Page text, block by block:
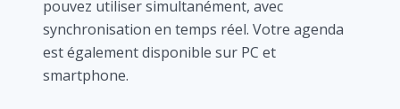
pouvez utiliser simultanément, avec
synchronisation en temps réel. Votre agenda
est également disponible sur PC et
smartphone.